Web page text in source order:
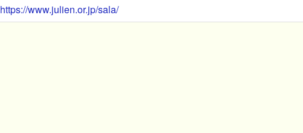
https://www.julien.or.jp/sala/